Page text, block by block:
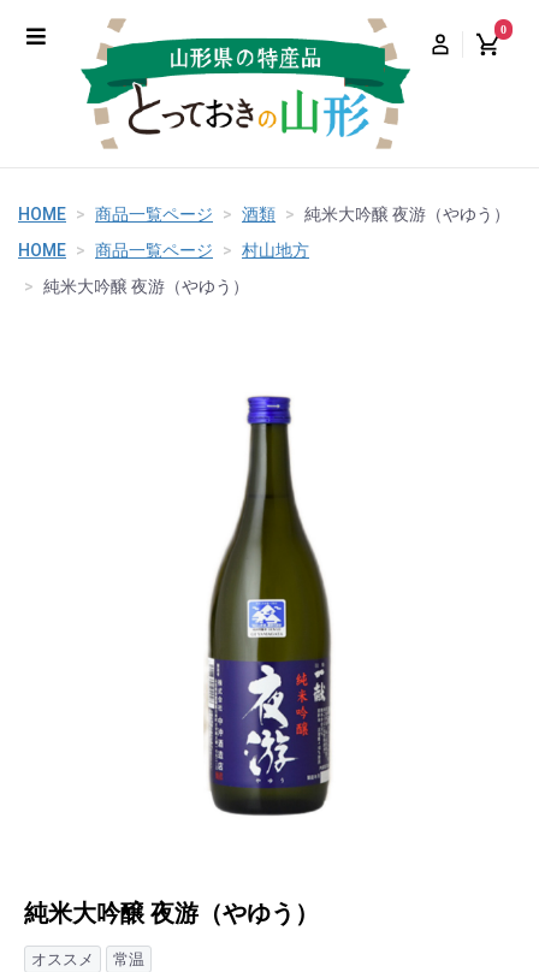
0
HOME 商品一覧ページ 酒類
純米大吟醸 夜游（やゆう）
HOME
商品一覧ページ
村山地方
純米大吟醸 夜游（やゆう）
純米大吟醸 夜游（やゆう）
オススメ 常温